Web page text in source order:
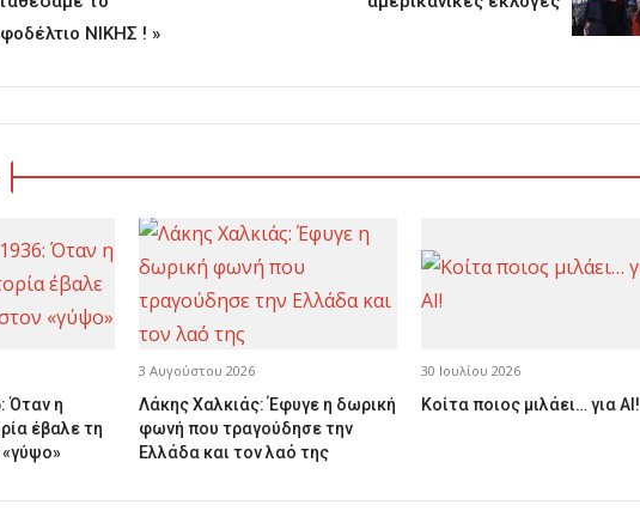
ΝΙΚΗΣ ! »
Όταν η
έβαλε τη
3 Αυγούστου 2026
Λάκης Χαλκιάς: Έφυγε η δωρική
φωνή που τραγούδησε την
Ελλάδα και τον λαό της
30 Ιουλίου 2026
Κοίτα ποιος μιλάει… για AI!